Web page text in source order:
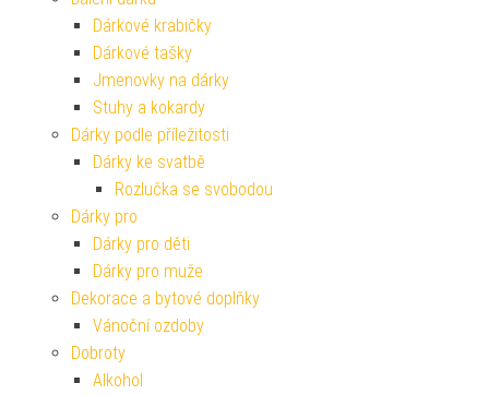
Dárkové krabičky
Dárkové tašky
Jmenovky na dárky
Stuhy a kokardy
Dárky podle příležitosti
Dárky ke svatbě
Rozlučka se svobodou
Dárky pro
Dárky pro děti
Dárky pro muže
Dekorace a bytové doplňky
Vánoční ozdoby
Dobroty
Alkohol